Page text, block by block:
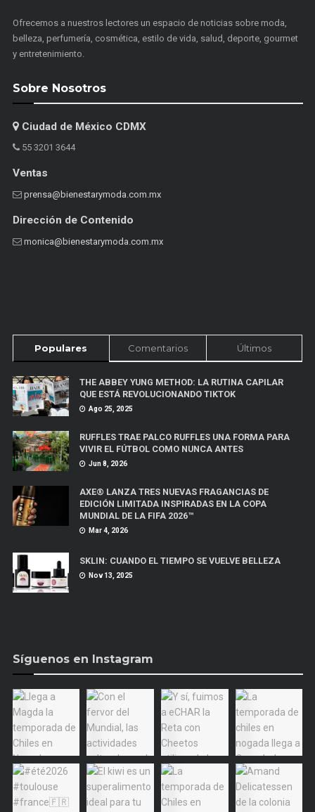
Ofrecemos a nuestros lectores un espacio de noticias sobre moda,
belleza, perfumería, cosmética, estilo de vida, salud, deporte, gourmet
y entretenimiento.
Sobre Nosotros
Ciudad de México CDMX
55 3201 3644
Ventas
prensa@bienestarymoda.com.mx
Dirección de Contenido
monica@bienestarymoda.com.mx
Populares Comentarios Últimos
THE ABBEY YUNG METHOD: LA RUTINA CAPILAR
QUE ESTÁ REVOLUCIONANDO TIKTOK
Ago 25, 2025
RUFFLES TRAE PALCO RUFFLES UNA FORMA PARA
VIVIR EL FÚTBOL COMO NUNCA ANTES
Jun 8, 2026
AXE® LANZA TRES NUEVAS FRAGANCIAS DE
EDICIÓN LIMITADA INSPIRADAS EN LA COPA
MUNDIAL DE LA FIFA 2026™
Mar 4, 2026
SKLIN: CUANDO EL TIEMPO SE VUELVE BELLEZA
Nov 13, 2025
Síguenos en Instagram